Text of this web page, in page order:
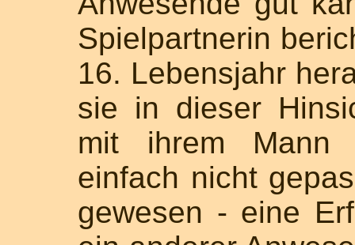
Spielpartnerin
16. Lebensjahr
sie in dieser
mit ihrem Mann
einfach nicht
gewesen - eine